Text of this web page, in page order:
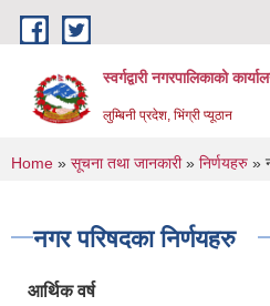
Skip to main content
स्वर्गद्वारी नगरपालिकाको
लुम्बिनी प्रदेश, भिंग्री प्यूठान
You are here
Home » सूचना तथा जानकारी» निर्णयहरु »
नगर परिषदका निर्णयहरु
आर्थिक वर्ष